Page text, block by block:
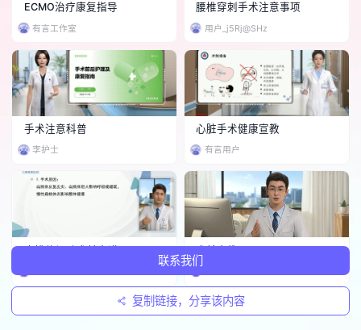
ECMO治疗康复指导
有言工作室
腰椎穿刺手术注意事项
用户_j5Rj@SHz
手术注意科普
李护士
心脏手术健康宣教
有言用户
扁桃体切除术前宣讲 术前宣教
联系我们
复制链接，分享该内容